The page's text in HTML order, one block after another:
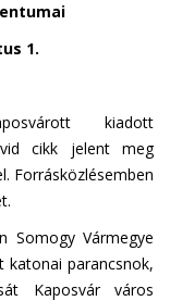
1.
kiadott
cikk jelent meg
Forrásközlésemben
Somogy Vármegye
katonai parancsnok,
Kaposvár város